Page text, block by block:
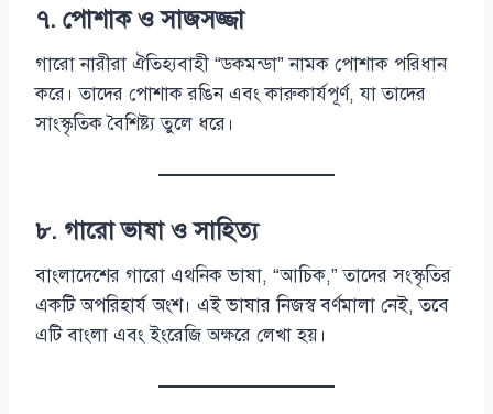
৭. পোশাক ও সাজসজ্জা
গারো নারীরা ঐতিহ্যবাহী “ডকমন্ডা” নামক পোশাক পরিধান
করে। তাদের পোশাক রঙিন এবং কারুকার্যপূর্ণ, যা তাদের
সাংস্কৃতিক বৈশিষ্ট্য তুলে ধরে।
৮. গারো ভাষা ও সাহিত্য
বাংলাদেশের গারো এথনিক ভাষা, “আচিক,” তাদের সংস্কৃতির
একটি অপরিহার্য অংশ। এই ভাষার নিজস্ব বর্ণমালা নেই, তবে
এটি বাংলা এবং ইংরেজি অক্ষরে লেখা হয়।